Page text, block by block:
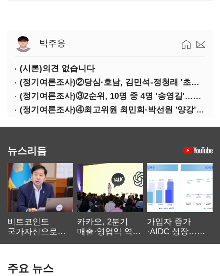
박주용
(시론)의견 없습니다
(정기여론조사)②당심·호남, 김민석-정청래 '초접전'
(정기여론조사)③2순위, 10명 중 4명 '송영길'…정청래 '한 자릿수'
(정기여론조사)④최고위원 최민희·박선원 '양강'…서미화·이성윤·임미애 뒤이어
뉴스리듬
비트코인도
국가자산으로…'
카카오, 2분기
매출·영업익 역대
가입자 증가
·AIDC 성장…
주요 뉴스